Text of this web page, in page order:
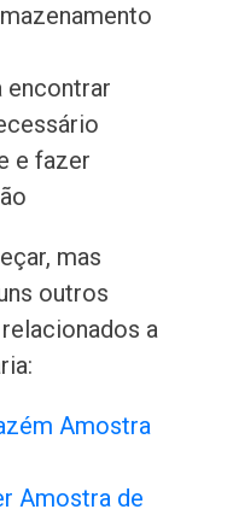
encontrar
e fazer
mas
outros
a
Amostra
Amostra de